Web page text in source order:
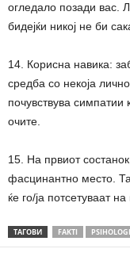
огледало позади вас.
бидејќи никој не би
14. Корисна навика:
средба со некоја
почувствува симпатии
очите.
15. На првиот
фасцинантно место.
ќе го/ја потсетуваат на
ТАГОВИ FAKTI